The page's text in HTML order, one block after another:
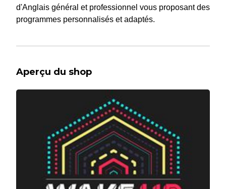
d'Anglais général et professionnel vous proposant des
programmes personnalisés et adaptés.
Aperçu du shop